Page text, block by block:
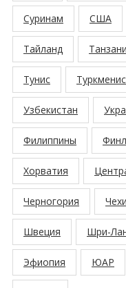
Суринам США
Тайланд
Тунис
Узбекистан
Филиппины
Хорватия
Черногория
Швеция Шри-
Эфиопия ЮАР